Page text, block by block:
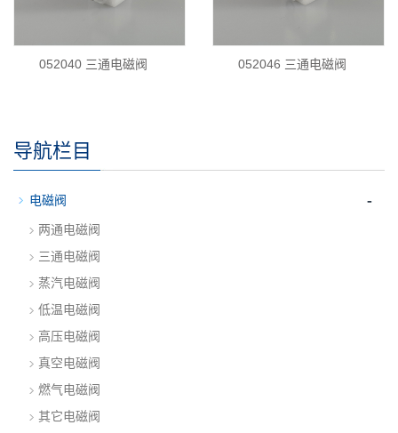
052040 三通电磁阀 052046 三通电磁阀
导航栏目
电磁阀 -
两通电磁阀
三通电磁阀
蒸汽电磁阀
低温电磁阀
高压电磁阀
真空电磁阀
燃气电磁阀
其它电磁阀